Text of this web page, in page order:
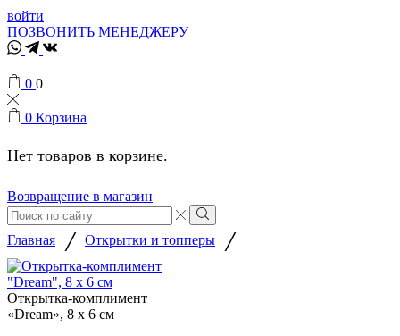
войти
ПОЗВОНИТЬ МЕНЕДЖЕРУ
Whatsapp
Telegram
VK
0 0
0 Корзина
Нет товаров в корзине.
Возвращение в магазин
Search
input
Search
Главная / Открытки и топперы /
Открытка-комплимент
«Dream», 8 х 6 см